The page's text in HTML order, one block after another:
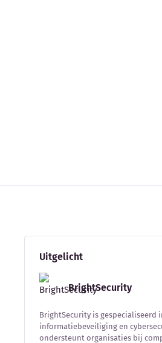
Uitgelicht
BrightSecurity
BrightSecurity is gespecialiseerd
informatiebeveiliging en
ondersteunt organisaties bij